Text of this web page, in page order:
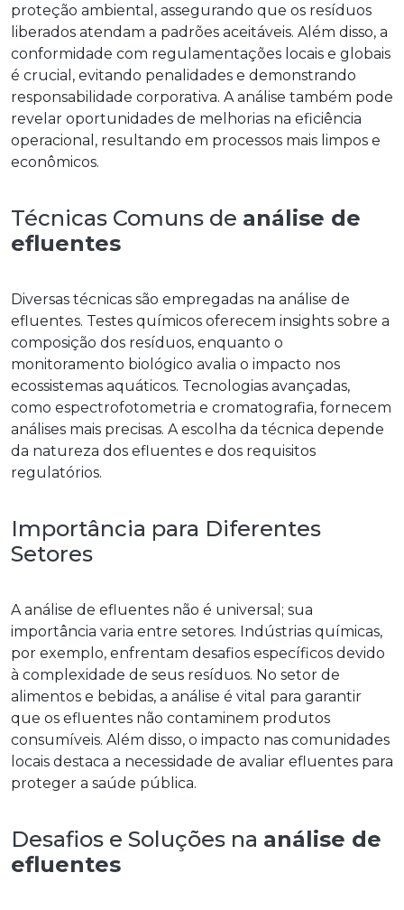
proteção ambiental, assegurando que os resíduos
liberados atendam a padrões aceitáveis. Além disso, a
conformidade com regulamentações locais e globais
é crucial, evitando penalidades e demonstrando
responsabilidade corporativa. A análise também pode
revelar oportunidades de melhorias na eficiência
operacional, resultando em processos mais limpos e
econômicos.
Técnicas Comuns de análise de
efluentes
Diversas técnicas são empregadas na análise de
efluentes. Testes químicos oferecem insights sobre a
composição dos resíduos, enquanto o
monitoramento biológico avalia o impacto nos
ecossistemas aquáticos. Tecnologias avançadas,
como espectrofotometria e cromatografia, fornecem
análises mais precisas. A escolha da técnica depende
da natureza dos efluentes e dos requisitos
regulatórios.
Importância para Diferentes
Setores
A análise de efluentes não é universal; sua
importância varia entre setores. Indústrias químicas,
por exemplo, enfrentam desafios específicos devido
à complexidade de seus resíduos. No setor de
alimentos e bebidas, a análise é vital para garantir
que os efluentes não contaminem produtos
consumíveis. Além disso, o impacto nas comunidades
locais destaca a necessidade de avaliar efluentes para
proteger a saúde pública.
Desafios e Soluções na análise de
efluentes